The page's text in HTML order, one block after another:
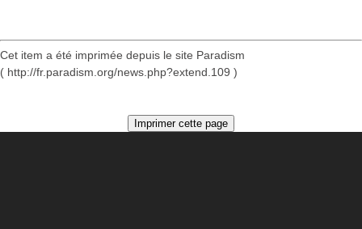
Cet item a été imprimée depuis le site Paradism
( http://fr.paradism.org/news.php?extend.109 )